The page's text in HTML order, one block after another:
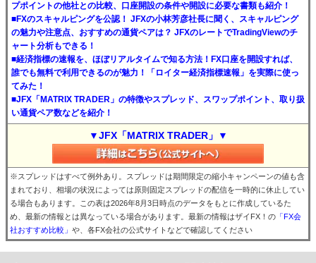
プポイントの他社との比較、口座開設の条件や開設に必要な書類も紹介！
■FXのスキャルピングを公認！ JFXの小林芳彦社長に聞く、スキャルピング
の魅力や注意点、おすすめの通貨ペアは？ JFXのレートでTradingViewのチ
ャート分析もできる！
■経済指標の速報を、ほぼリアルタイムで知る方法！FX口座を開設すれば、
誰でも無料で利用できるのが魅力！「ロイター経済指標速報」を実際に使っ
てみた！
■JFX「MATRIX TRADER」の特徴やスプレッド、スワップポイント、取り扱
い通貨ペア数などを紹介！
▼JFX「MATRIX TRADER」▼
※スプレッドはすべて例外あり。スプレッドは期間限定の縮小キャンペーンの値も含
まれており、相場の状況によっては原則固定スプレッドの配信を一時的に休止してい
る場合もあります。この表は2026年8月3日時点のデータをもとに作成しているた
め、最新の情報とは異なっている場合があります。最新の情報はザイFX！の 「FX会
社おすすめ比較」 や、各FX会社の公式サイトなどで確認してください